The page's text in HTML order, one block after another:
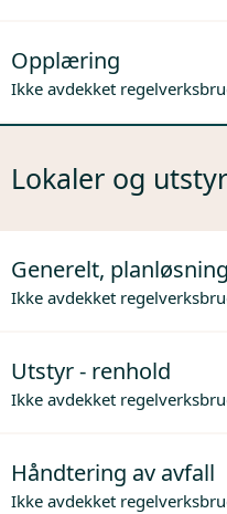
Opplæring
Ikke avdekket
Lokaler og utstyr
Generelt,
Ikke avdekket
Utstyr - renhold
Ikke avdekket
Håndtering av avfall
Ikke avdekket